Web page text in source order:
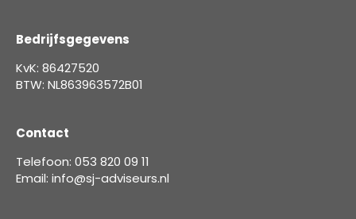
Bedrijfsgegevens
KvK: 86427520
BTW: NL863963572B01
Contact
Telefoon: 053 820 09 11
Email: info@sj-adviseurs.nl